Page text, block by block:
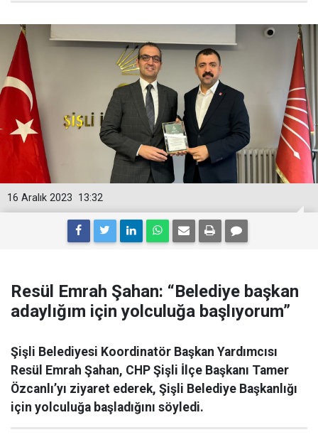
13:32
16 Aralık 2023
Resül Emrah Şahan: “Belediye başkan
adaylığım için yolculuğa başlıyorum”
Şişli Belediyesi Koordinatör Başkan Yardımcısı
Resül Emrah Şahan, CHP Şişli İlçe Başkanı Tamer
Özcanlı’yı ziyaret ederek, Şişli Belediye Başkanlığı
için yolculuğa başladığını söyledi.